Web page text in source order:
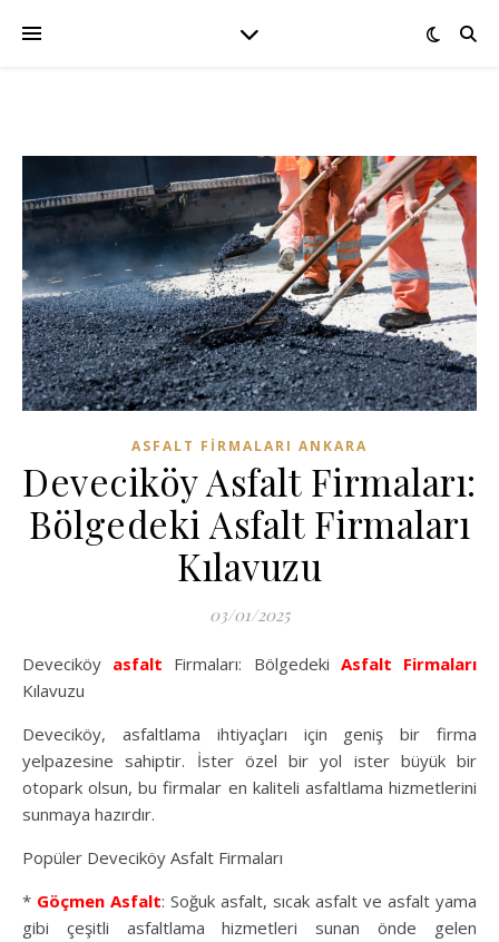
ASFALT FIRMALARI ANKARA
Deveciköy Asfalt Firmaları:
Bölgedeki Asfalt Firmaları
Kılavuzu
03/01/2025
Deveciköy asfalt Firmaları: Bölgedeki Asfalt Firmaları
Kılavuzu
Deveciköy, asfaltlama ihtiyaçları için geniş bir firma
yelpazesine sahiptir. İster özel bir yol ister büyük bir
otopark olsun, bu firmalar en kaliteli asfaltlama hizmetlerini
sunmaya hazırdır.
Popüler Deveciköy Asfalt Firmaları
* Göçmen Asfalt: Soğuk asfalt, sıcak asfalt ve asfalt yama
gibi çeşitli asfaltlama hizmetleri sunan önde gelen